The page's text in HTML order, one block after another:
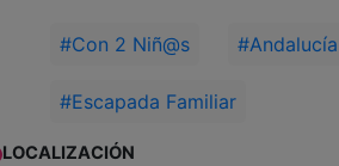
#Con 2 Niñ@s #Andalucía
#Escapada Familiar
LOCALIZACIÓN